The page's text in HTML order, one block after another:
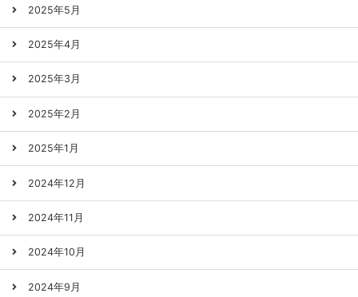
2025年5月
2025年4月
2025年3月
2025年2月
2025年1月
2024年12月
2024年11月
2024年10月
2024年9月